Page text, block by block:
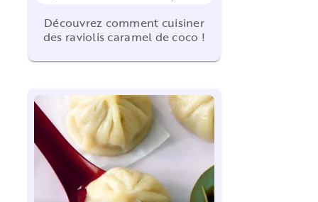
Découvrez comment cuisiner
des raviolis caramel de coco !